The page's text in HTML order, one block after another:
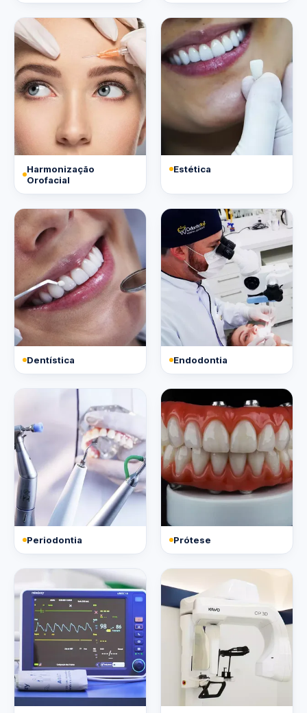
Harmonização
Orofacial
Estética
Dentística Endodontia
Periodontia Prótese